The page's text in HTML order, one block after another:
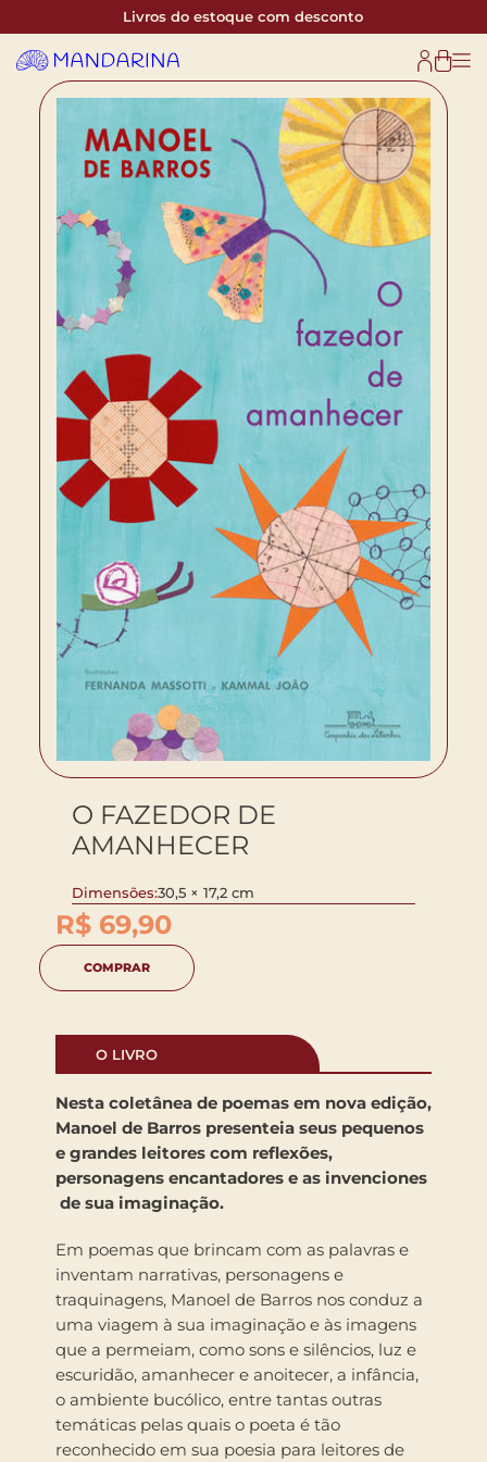
Livros do estoque com desconto
O FAZEDOR DE
AMANHECER
Dimensões:30,5 × 17,2 cm
R$ 69,90
COMPRAR
O LIVRO
Nesta coletânea de poemas em nova edição,
Manoel de Barros presenteia seus pequenos
e grandes leitores com reflexões,
personagens encantadores e as invenciones
de sua imaginação.
Em poemas que brincam com as palavras e
inventam narrativas, personagens e
traquinagens, Manoel de Barros nos conduz a
uma viagem à sua imaginação e às imagens
que a permeiam, como sons e silêncios, luz e
escuridão, amanhecer e anoitecer, a infância,
o ambiente bucólico, entre tantas outras
temáticas pelas quais o poeta é tão
reconhecido em sua poesia para leitores de